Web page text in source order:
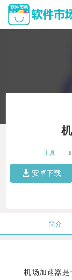
工具
安卓下载
简介
机场加速器是一